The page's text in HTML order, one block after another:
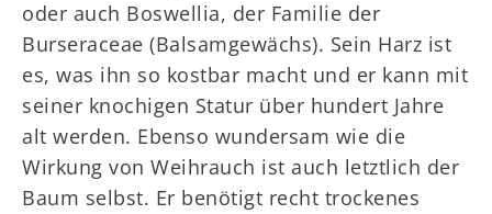
oder auch Boswellia, der Familie der
Burseraceae (Balsamgewächs). Sein Harz ist
es, was ihn so kostbar macht und er kann mit
seiner knochigen Statur über hundert Jahre
alt werden. Ebenso wundersam wie die
Wirkung von Weihrauch ist auch letztlich der
Baum selbst. Er benötigt recht trockenes